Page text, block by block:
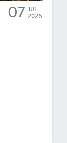
07 JUL
2026